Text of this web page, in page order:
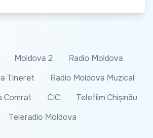
Moldova 2
Radio Moldova
Tineret
Radio Moldova Muzical
Comrat
CIC
Telefilm Chișinău
Teleradio Moldova